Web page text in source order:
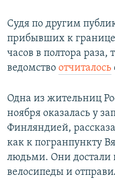
Судя по другим
прибывших к границе
часов в полтора раза,
ведомство отчиталось
Одна из жительниц
ноября оказалась у
Финляндией,
как к погранпункту
людьми. Они достали
велосипеды и